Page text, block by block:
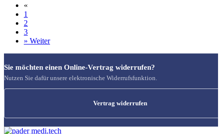
«
1
2
3
» Weiter
Sie möchten einen Online-Vertrag widerrufen?
Nutzen Sie dafür unsere elektronische Widerrufsfunktion.
Vertrag widerrufen